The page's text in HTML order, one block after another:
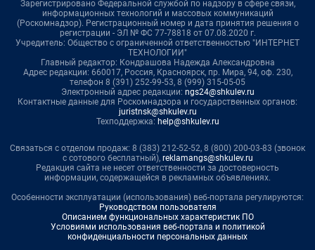
Зарегистрировано Федеральной службой по надзору в сфере связи,
информационных технологий и массовых коммуникаций
(Роскомнадзор). Регистрационный номер и дата принятия решения о
регистрации - ЭЛ № ФС 77-78818 от 07.08.2020 г.
Учредитель: Общество с ограниченной ответственностью "ИНТЕРНЕТ
ТЕХНОЛОГИИ"
Главный редактор: Кондрашова Надежда Александровна
Адрес редакции: 660017, Россия, Красноярск, пр. Мира, 94, оф. 230,
телефон 8 (391) 252-99-53, 8 (999) 315-05-05
Электронный адрес редакции: ngs24@shkulev.ru
Контактные данные для Роскомнадзора и государственных органов:
juristnsk@shkulev.ru
Техподдержка: help@shkulev.ru
Связаться с отделом продаж: 8 (383) 212-52-52, 8 (800) 200-03-83 (звонок
с сотового бесплатный), reklamangs@shkulev.ru
Редакция сайта не несет ответственности за достоверность
информации, содержащейся в рекламных объявлениях.
Особенности эксплуатации (использования) веб-портала регулируются:
Руководством пользователя
Описанием функциональных характеристик ПО
Условиями использования веб-портала и политикой
конфиденциальности персональных данных